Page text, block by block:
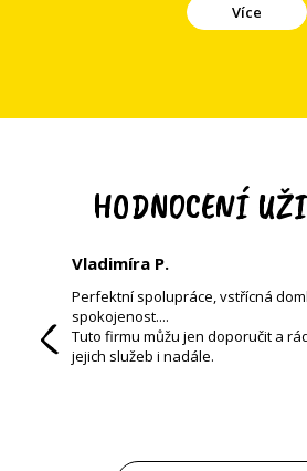
Více
HODNOCENÍ
Vladimíra P.
Perfektní spolupráce, vstřícná
spokojenost....
Tuto firmu můžu jen doporučit a
jejich služeb i nadále.